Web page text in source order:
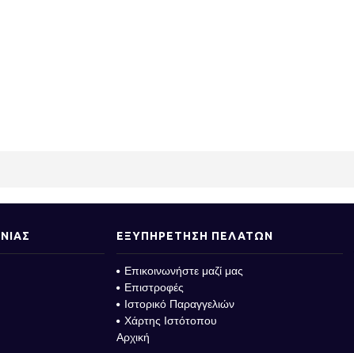
ΕΞΥΠΗΡΕΤΗΣΗ ΠΕΛΑΤΩΝ
Επικοινωνήστε μαζί μας
Επιστροφές
Ιστορικό Παραγγελιών
Χάρτης Ιστότοπου
Αρχική